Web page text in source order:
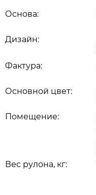
Вес рулона, кг:
Основной цвет:
Дизайн:
Основа:
Помещение:
Фактура: